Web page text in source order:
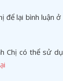
để lại bình luận
Chị có thể sử